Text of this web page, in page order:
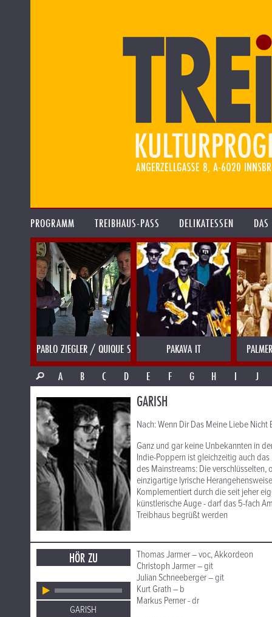
PROGRAMM TREIBHAUS-PASS DELIKATESSEN
PABLO ZIEGLER / QUIQUE SINESI PAKAVA IT
A
B C D E F G H I J
GARISH
Nach: Wenn Dir Das Meine Liebe Nicht
Ganz und gar keine Unbekannten in
Indie-Poppern ist gleichzeitig auch
des Mainstreams: Die
einzigartige lyrische
Komplementiert durch die seit jeher
künstlerische Auge - darf das 5-fach
Treibhaus begrüßt werden
HÖR ZU
GARISH
Thomas Jarmer – voc, Akkordeon
Christoph Jarmer – git
Julian Schneeberger – git
Kurt Grath – b
Markus Perner - dr